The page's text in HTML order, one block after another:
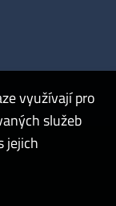
využívají pro
služeb
jejich